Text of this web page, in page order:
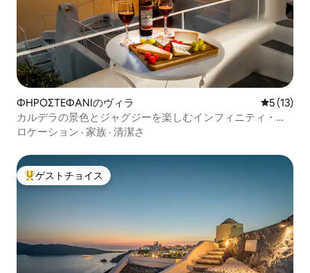
ΦΗΡΟΣΤΕΦΑΝΙのヴィラ レビュー
5 (13)
カルデラの景色とジャグジーを楽しむインフィニティ・モ
ーメント
ロケーション · 家族 · 清潔さ
大好評のゲストチョイスです。
ゲストチョイス